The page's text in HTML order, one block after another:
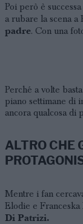
Poi però è
a rubare la scena a
padre. Con una
Perché a volte
piano settimane di
ancora qualcosa di
ALTRO CHE
Mentre i fan
Elodie e
Di Patrizi.